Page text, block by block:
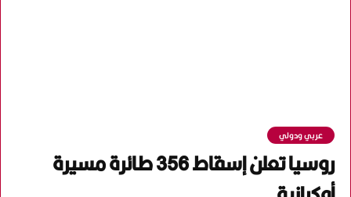
عربي ودولي
روسيا تعلن إسقاط 356 طائرة مسيرة